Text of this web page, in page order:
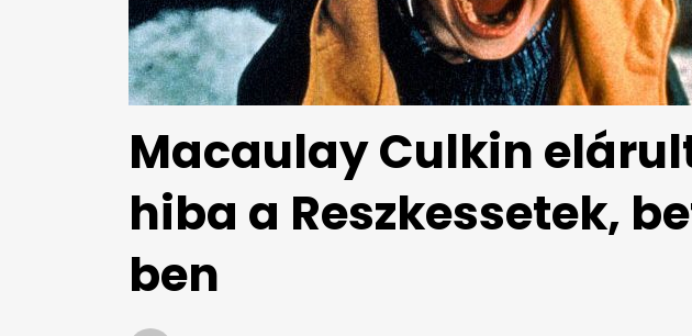
Macaulay Culkin
hiba a Reszkessetek,
ben